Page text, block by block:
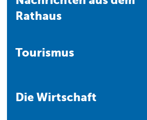
Rathaus
Tourismus
Die Wirtschaft